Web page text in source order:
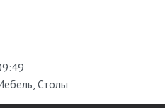
, Столы